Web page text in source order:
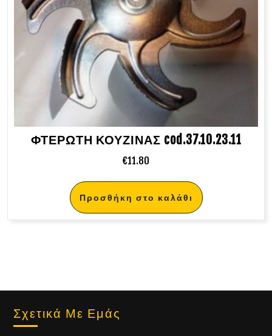
ΦΤΕΡΩΤΗ ΚΟΥΖΙΝΑΣ cod.37.10.23.11
€11.80
Προσθήκη στο καλάθι
Σχετικά Με Εμάς